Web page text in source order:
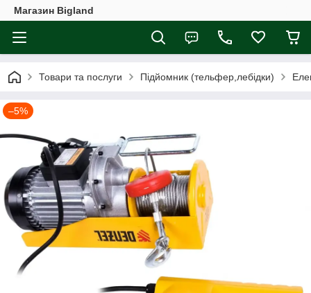
Магазин Bigland
Товари та послуги Підйомник (тельфер,лебідки)
–5%